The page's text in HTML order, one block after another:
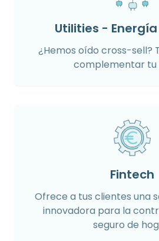
Utilities -
¿Hemos oído cross-sell?
complementar tu
Fintech
Ofrece a tus clientes una
innovadora para la
seguro de